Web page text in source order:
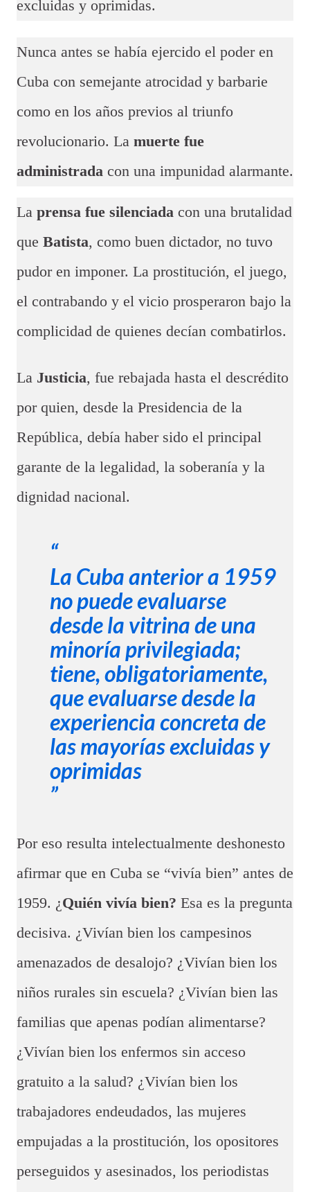
excluidas y oprimidas.
Nunca antes se había ejercido el poder en
Cuba con semejante atrocidad y barbarie
como en los años previos al triunfo
revolucionario. La muerte fue
administrada con una impunidad alarmante.
La prensa fue silenciada con una brutalidad
que Batista, como buen dictador, no tuvo
pudor en imponer. La prostitución, el juego,
el contrabando y el vicio prosperaron bajo la
complicidad de quienes decían combatirlos.
La Justicia, fue rebajada hasta el descrédito
por quien, desde la Presidencia de la
República, debía haber sido el principal
garante de la legalidad, la soberanía y la
dignidad nacional.
La Cuba anterior a 1959
no puede evaluarse
desde la vitrina de una
minoría privilegiada;
tiene, obligatoriamente,
que evaluarse desde la
experiencia concreta de
las mayorías excluidas y
oprimidas
Por eso resulta intelectualmente deshonesto
afirmar que en Cuba se “vivía bien” antes de
1959. ¿Quién vivía bien? Esa es la pregunta
decisiva. ¿Vivían bien los campesinos
amenazados de desalojo? ¿Vivían bien los
niños rurales sin escuela? ¿Vivían bien las
familias que apenas podían alimentarse?
¿Vivían bien los enfermos sin acceso
gratuito a la salud? ¿Vivían bien los
trabajadores endeudados, las mujeres
empujadas a la prostitución, los opositores
perseguidos y asesinados, los periodistas